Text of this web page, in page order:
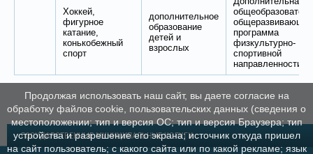
Хоккей,
фигурное
катание,
конькобежный
спорт
дополнительное
образование
детей и
взрослых
общеразвивающая
программа
физкультурно-
спортивной
направленности
ГОСУДАРСТВЕННЫЕ МУНИЦИПАЛЬНЫЕ УСЛУГИ
Продолжая использовать наш сайт, вы даете согласие на
обработку файлов cookie, пользовательских данных (сведения о
местоположении; тип и версия ОС; тип и версия Браузера; тип
устройства и разрешение его экрана; источник откуда пришел
на сайт пользователь; с какого сайта или по какой рекламе; язык